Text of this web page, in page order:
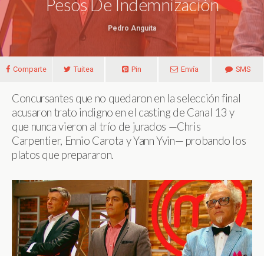
Pesos De Indemnización
Pedro Anguita
Comparte Tuitea Pin Envía SMS
Concursantes que no quedaron en la selección final
acusaron trato indigno en el casting de Canal 13 y
que nunca vieron al trío de jurados —Chris
Carpentier, Ennio Carota y Yann Yvin— probando los
platos que prepararon.